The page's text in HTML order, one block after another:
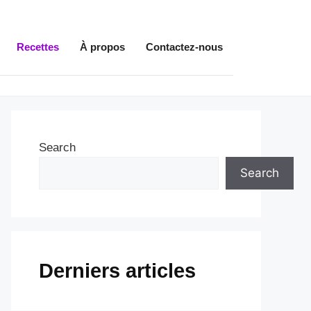
Recettes À propos Contactez-nous
Search
Search
Derniers articles